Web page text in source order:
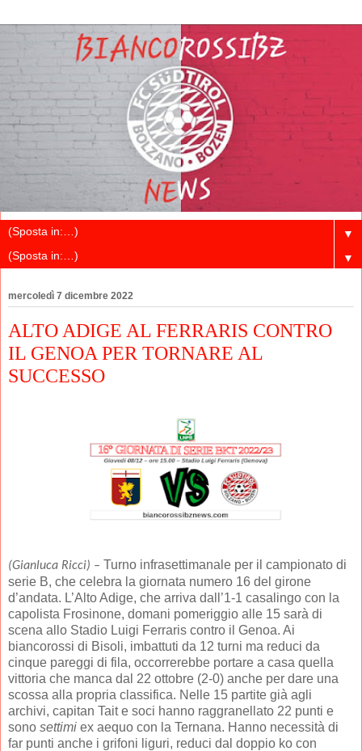
▼
▼
mercoledì 7 dicembre 2022
ALTO ADIGE AL FERRARIS CONTRO
IL GENOA PER TORNARE AL
SUCCESSO
(Gianluca Ricci) – Turno infrasettimanale per il campionato di
serie B, che celebra la giornata numero 16 del girone
d’andata. L’Alto Adige, che arriva dall’1-1 casalingo con la
capolista Frosinone, domani pomeriggio alle 15 sarà di
scena allo Stadio Luigi Ferraris contro il Genoa. Ai
biancorossi di Bisoli, imbattuti da 12 turni ma reduci da
cinque pareggi di fila, occorrerebbe portare a casa quella
vittoria che manca dal 22 ottobre (2-0) anche per dare una
scossa alla propria classifica. Nelle 15 partite già agli
archivi, capitan Tait e soci hanno raggranellato 22 punti e
sono settimi ex aequo con la Ternana. Hanno necessità di
far punti anche i grifoni liguri, reduci dal doppio ko con